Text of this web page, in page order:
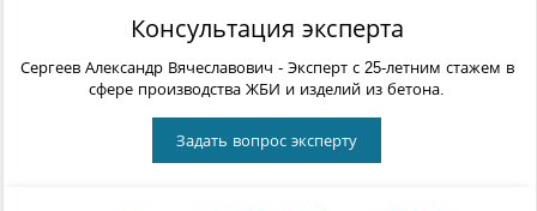
Консультация эксперта
Сергеев Александр Вячеславович - Эксперт с 25-летним стажем в
сфере производства ЖБИ и изделий из бетона.
Задать вопрос эксперту